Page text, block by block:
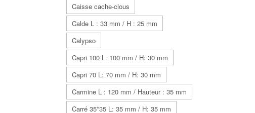
Caisse cache-clous
Calde L : 33 mm / H : 25 mm
Calypso
Capri 100 L: 100 mm / H: 30 mm
Capri 70 L: 70 mm / H: 30 mm
Carmine L : 120 mm / Hauteur : 35 mm
Carré 35*35 L: 35 mm / H: 35 mm